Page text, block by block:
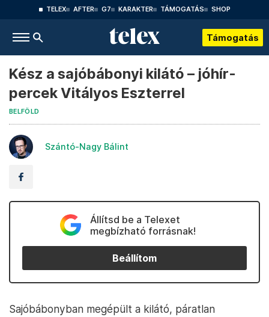
TELEX AFTER G7 KARAKTER TÁMOGATÁS SHOP
Támogatás
Kész a sajóbábonyi kilátó – jóhír-
percek Vitályos Eszterrel
BELFÖLD
Szántó-Nagy Bálint
Állítsd be a Telexet
megbízható forrásnak!
Beállítom
Sajóbábonyban megépült a kilátó, páratlan